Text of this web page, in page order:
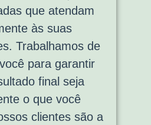
que atendam
às suas
Trabalhamos de
para garantir
final seja
o que você
clientes são a